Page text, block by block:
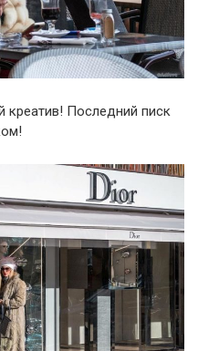
креатив! Последний писк